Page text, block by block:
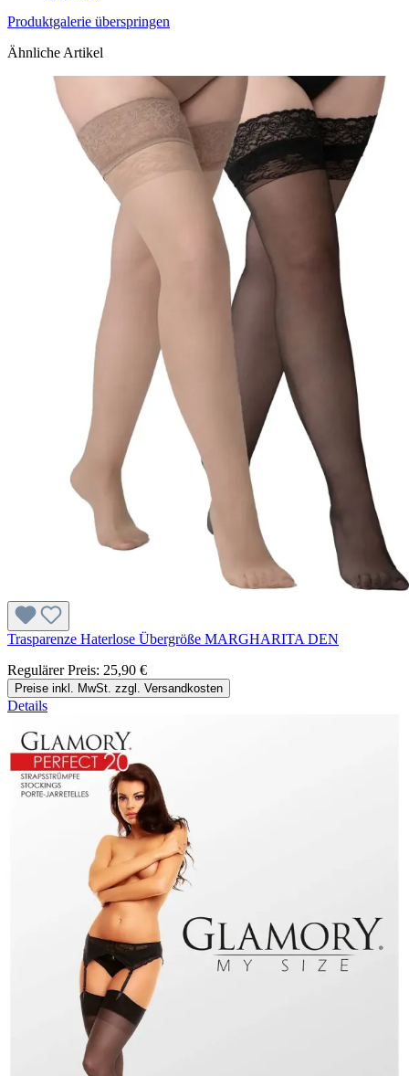
Produktgalerie überspringen
Ähnliche Artikel
Trasparenze Haterlose Übergröße MARGHARITA DEN
Regulärer Preis: 25,90 €
Preise inkl. MwSt. zzgl. Versandkosten
Details